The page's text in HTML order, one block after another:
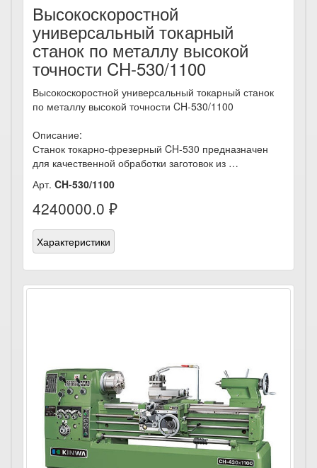
Высокоскоростной
универсальный токарный
станок по металлу высокой
точности CH-530/1100
Высокоскоростной универсальный токарный станок
по металлу высокой точности CH-530/1100
Описание:
Станок токарно-фрезерный CH-530 предназначен
для качественной обработки заготовок из …
Арт. CH-530/1100
4240000.0 ₽
Характеристики